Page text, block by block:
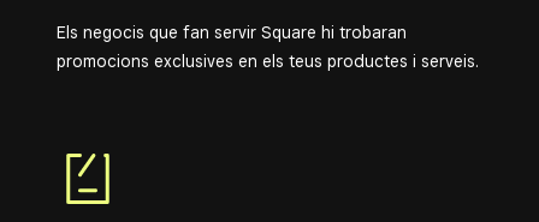
Els negocis que fan servir Square hi trobaran
promocions exclusives en els teus productes i serveis.